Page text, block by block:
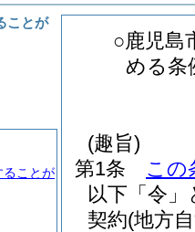
○鹿児島
める条
(趣旨)
第1条
この
以下「令
契約(地方
ことが
ることが